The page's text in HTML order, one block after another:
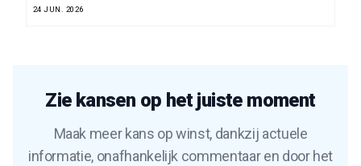
24 JUN. 2026
Zie kansen op het juiste moment
Maak meer kans op winst, dankzij actuele
informatie, onafhankelijk commentaar en door het